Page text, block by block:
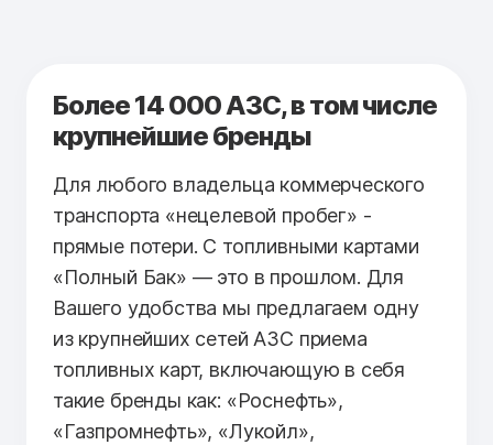
Более 14 000 АЗС, в том числе
крупнейшие бренды
Для любого владельца коммерческого
транспорта «нецелевой пробег» -
прямые потери. С топливными картами
«Полный Бак» — это в прошлом. Для
Вашего удобства мы предлагаем одну
из крупнейших сетей АЗС приема
топливных карт, включающую в себя
такие бренды как: «Роснефть»,
«Газпромнефть», «Лукойл»,